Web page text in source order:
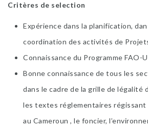
Critères de selection
Expérience dans la planification,
coordination des activités de
Connaissance du Programme FAO-
Bonne connaissance de tous les
dans le cadre de la grille de légalité
les textes réglementaires régissant
au Cameroun , le foncier,